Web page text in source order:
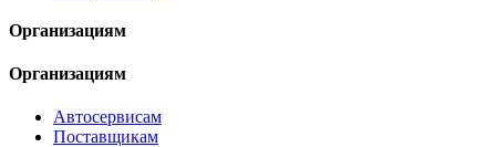
Организациям
Организациям
Автосервисам
Поставщикам